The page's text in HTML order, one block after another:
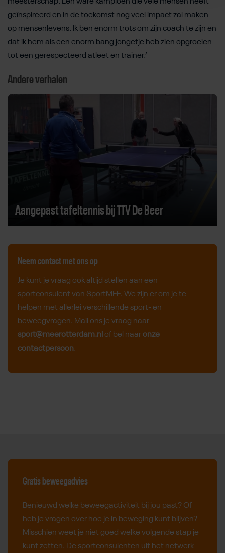
geïnspireerd en in de toekomst nog veel impact zal maken
op mensenlevens. Ik ben enorm trots om zijn coach te zijn en
dat ik hem als een enorm bang jongetje heb zien opgroeien
tot een gerespecteerd atleet en trainer.’
Andere verhalen
Aangepast tafeltennis bij TTV De Beer
Neem contact met ons op
Je kunt je vraag ook altijd stellen aan een
sportconsulent van SportMEE. We zijn er om je te
helpen met allerlei verschillende sport- en
beweegvragen. Mail ons je vraag naar
sport@meerotterdam.nlof bel naaronze
contactpersoon.
Gratis beweegadvies
Benieuwd welke beweegactiviteit bij jou past? Of
heb je vragen over hoe je in beweging kunt blijven?
Misschien weet je niet goed welke volgende stap je
kunt zetten. De sportconsulenten uit het netwerk